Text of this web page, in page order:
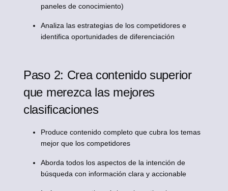
paneles de conocimiento)
Analiza las estrategias de los competidores e
identifica oportunidades de diferenciación
Paso 2: Crea contenido superior
que merezca las mejores
clasificaciones
Produce contenido completo que cubra los temas
mejor que los competidores
Aborda todos los aspectos de la intención de
búsqueda con información clara y accionable